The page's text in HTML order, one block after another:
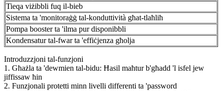
Tieqa viżibbli fuq il-bieb
Sistema ta 'monitoraġġ tal-konduttività għat-tlaħliħ
Pompa booster ta 'ilma pur disponibbli
Kondensatur tal-fwar ta 'effiċjenza għolja
Introduzzjoni tal-funzjoni
1. Għażla ta 'dewmien tal-bidu: Ħasil ​​maħtur b'għadd 'l isfel jew
jiffissaw ħin
2. Funzjonali protetti minn livelli differenti ta 'password